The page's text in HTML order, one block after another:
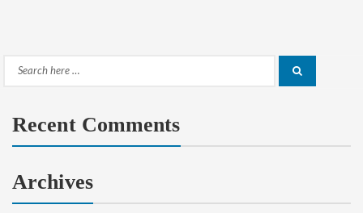
Search
Recent Comments
Archives